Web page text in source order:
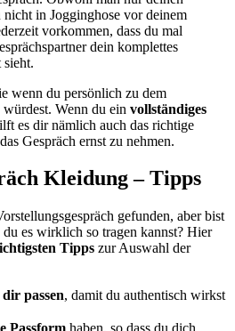
in Jogginghose vor deinem
vorkommen, dass du mal
dein komplettes
wenn du persönlich zu dem
Wenn du ein vollständiges
es dir nämlich auch das richtige
Gespräch ernst zu nehmen.
Kleidung – Tipps
gefunden, aber bist
es wirklich so tragen kannst? Hier
Tipps zur Auswahl der
passen, damit du authentisch wirkst